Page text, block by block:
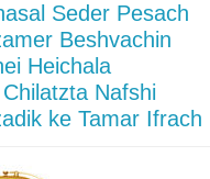
Seder Pesach
Beshvachin
Heichala
Nafshi
ke Tamar Ifrach